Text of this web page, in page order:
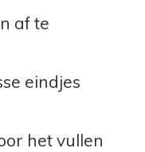
af te
eindjes
het vullen